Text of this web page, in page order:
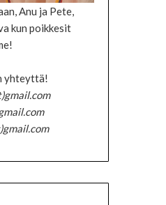
Anu ja Pete,
kun poikkesit
yhteyttä!